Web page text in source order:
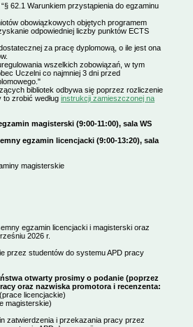
62.1 Warunkiem przystąpienia do egzaminu
obowiązkowych objętych programem
odpowiedniej liczby punktów ECTS
za pracę dyplomową, o ile jest ona
wszelkich zobowiązań, w tym
Uczelni co najmniej 3 dni przed
bibliotek odbywa się poprzez rozliczenie
zrobić według instrukcji zamieszczonej na
magisterski (9:00-11:00), sala WS
egzamin licencjacki (9:00-13:20), sala
magisterskie
egzamin licencjacki i magisterski oraz
2026 r.
przez studentów do systemu APD pracy
otwarty prosimy o podanie (poprzez
oraz nazwiska promotora i recenzenta:
licencjackie)
magisterskie)
zatwierdzenia i przekazania pracy przez